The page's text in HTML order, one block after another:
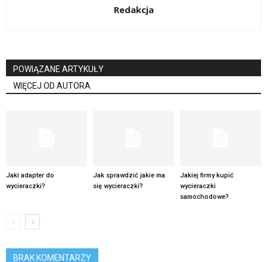
Redakcja
POWIĄZANE ARTYKUŁY
WIĘCEJ OD AUTORA
Jaki adapter do
wycieraczki?
Jak sprawdzić jakie ma
się wycieraczki?
Jakiej firmy kupić
wycieraczki
samochodowe?
BRAK KOMENTARZY